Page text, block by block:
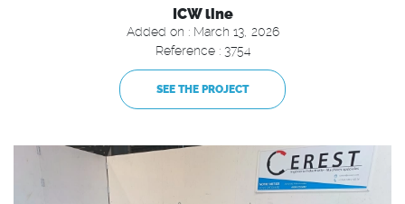
ICW line
Added on : March 13, 2026
Reference : 3754
SEE THE PROJECT